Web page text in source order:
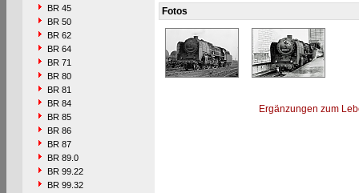
BR 45
BR 50
BR 62
BR 64
BR 71
BR 80
BR 81
BR 84
BR 85
BR 86
BR 87
BR 89.0
BR 99.22
BR 99.32
Fotos
Ergänzungen zum